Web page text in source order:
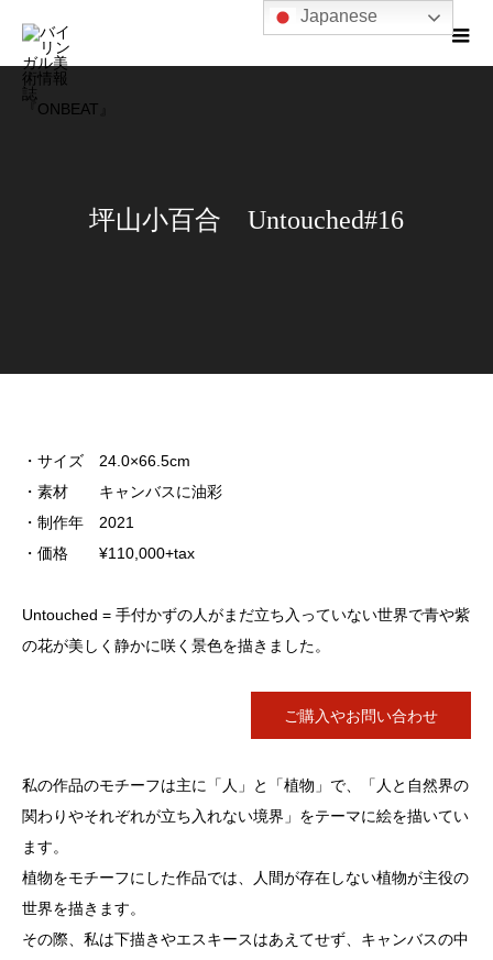
坪山小百合 Untouched#16
・サイズ 24.0×66.5cm
・素材 キャンバスに油彩
・制作年 2021
・価格 ¥110,000+tax
Untouched = 手付かずの人がまだ立ち入っていない世界で青や紫
の花が美しく静かに咲く景色を描きました。
ご購入やお問い合わせ
私の作品のモチーフは主に「人」と「植物」で、「人と自然界の
関わりやそれぞれが立ち入れない境界」をテーマに絵を描いてい
ます。
植物をモチーフにした作品では、人間が存在しない植物が主役の
世界を描きます。
その際、私は下描きやエスキースはあえてせず、キャンバスの中
Japanese